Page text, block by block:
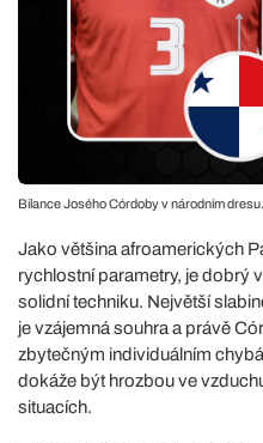
Bilance Josého Córdoby v národním
Jako většina afroamerických
rychlostní parametry, je dobrý
solidní techniku. Největší
je vzájemná souhra a právě
zbytečným individuálním
dokáže být hrozbou ve
situacích.